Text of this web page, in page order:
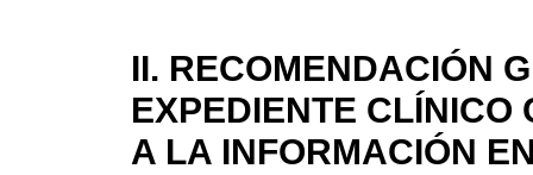
II. RECOMENDACIÓN
EXPEDIENTE CLÍNICO
A LA INFORMACIÓN